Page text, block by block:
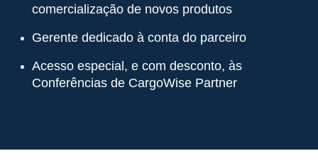
comercialização de novos produtos
Gerente dedicado à conta do parceiro
Acesso especial, e com desconto, às
Conferências de CargoWise Partner